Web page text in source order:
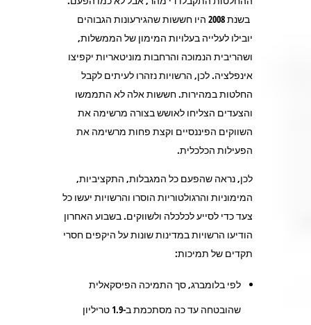
בשנת 2008 היו חששות שהגירעונות הגבוהים
יובילו לעלייה בעלויות המימון של הממשלות,
ושהריבית הנמוכה והרחבות מוניטאריות יקפיצו
אינפלציה. לכן, הרשויות נזהרו לעיתים לקבל
החלטות במהירות. חששות אלה לא התממשו
והצעדים הצליחו לאושש בצורה מרשימה את
השווקים הפיננסיים וקצת פחות מרשימה את
הפעילות הכלכלית.
לכן, נראה שהפעם כל המגבלות, התקציביות,
המימוניות והרגולטוריות הוסרו והרשויות יעשו כל
צעד כדי לסייע לכלכלה ולשווקים. בשבוע האחרון
הודיעו הרשויות במדינות שונות על היקפים חסרי
תקדים של תמיכות:
לפי בלומברג, סך התמיכה הפיסקאלית
שהובטחה עד כה מסתכמת ב-1.9 טריליון